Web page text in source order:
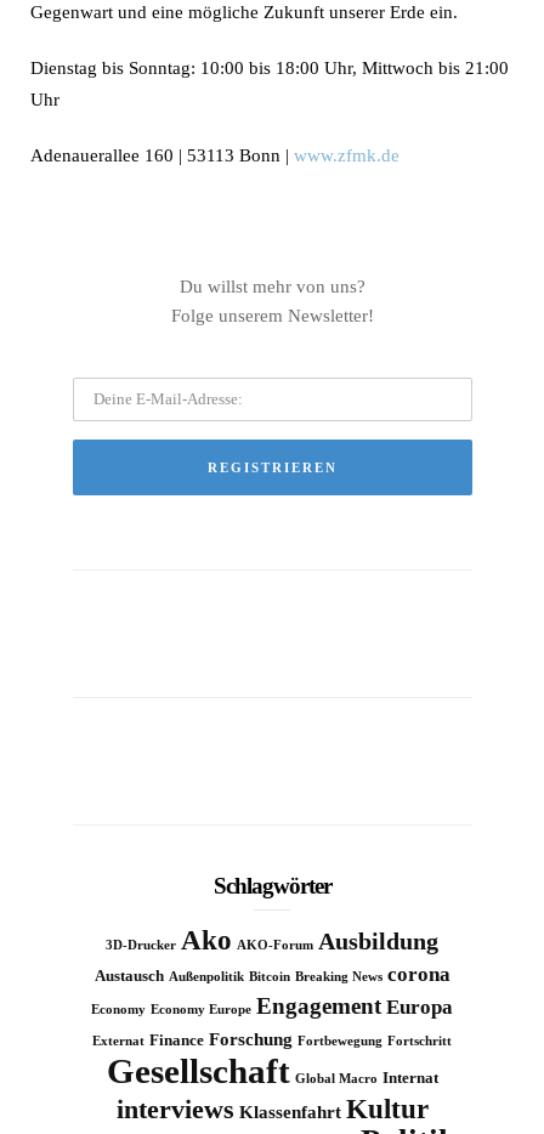
Gegenwart und eine mögliche Zukunft unserer Erde ein.
Dienstag bis Sonntag: 10:00 bis 18:00 Uhr, Mittwoch bis 21:00
Uhr
Adenauerallee 160 | 53113 Bonn | www.zfmk.de
Du willst mehr von uns?
Folge unserem Newsletter!
Schlagwörter
3D-Drucker Ako AKO-Forum Ausbildung
Austausch Außenpolitik Bitcoin Breaking News corona
Economy Economy Europe Engagement Europa
Externat Finance Forschung Fortbewegung Fortschritt
Gesellschaft Global Macro Internat
interviews Klassenfahrt Kultur